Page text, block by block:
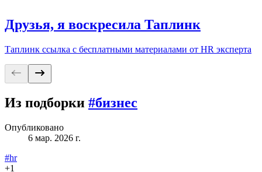
Друзья, я воскресила Таплинк
Таплинк ссылка с бесплатными материалами от HR эксперта
Из подборки #бизнес
Опубликовано
6 мар. 2026 г.
#hr
+1